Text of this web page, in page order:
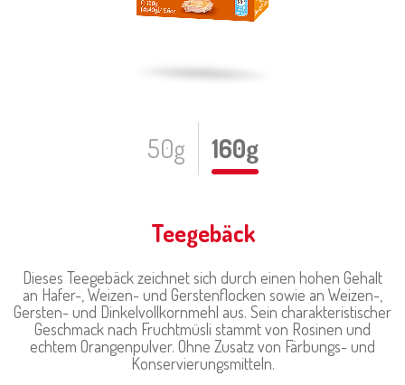
50g 160g
Teegebäck
Dieses Teegebäck zeichnet sich durch einen hohen Gehalt
an Hafer-, Weizen- und Gerstenflocken sowie an Weizen-,
Gersten- und Dinkelvollkornmehl aus. Sein charakteristischer
Geschmack nach Fruchtmüsli stammt von Rosinen und
echtem Orangenpulver. Ohne Zusatz von Färbungs- und
Konservierungsmitteln.